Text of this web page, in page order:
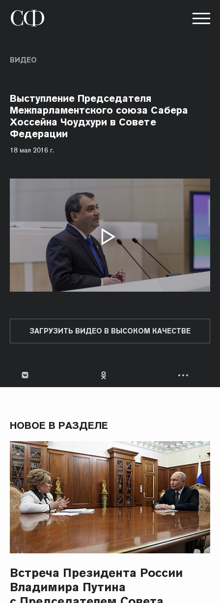
ВИДЕО
Выступление Председателя
Межпарламентского союза Сабера
Хоссейна Чоудхури в Совете
Федерации
18 мая 2016 г.
ЗАГРУЗИТЬ ВИДЕО В ВЫСОКОМ КАЧЕСТВЕ
НОВОЕ В РАЗДЕЛЕ
Встреча Президента России
Владимира Путина